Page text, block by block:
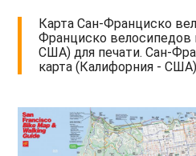
Карта Сан-Франциско
Франциско велосипедов
США) для печати. Сан-
карта (Калифорния -